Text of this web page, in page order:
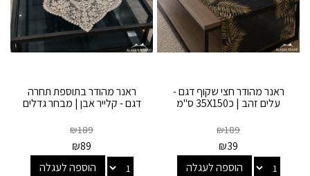
ראנר מהודר חצי שקוף דגם -
עלים זהב | כ35X150 ס"מ
₪189
₪39
הוספה לעגלה
ראנר מהודר בתוספת תחרה
דגם - קלייר אבן | מבחר גדלים
₪189
₪89
הוספה לעגלה